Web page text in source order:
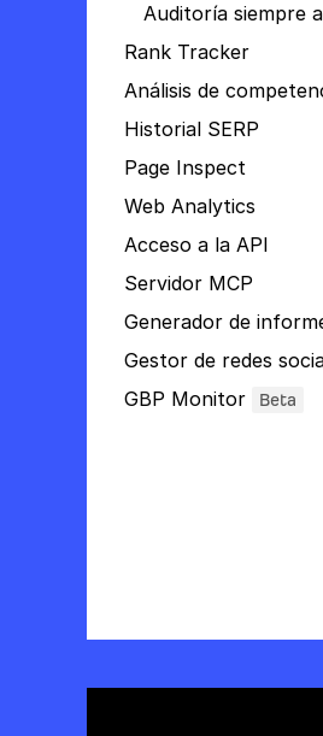
Auditoría siempre
Rank Tracker
Análisis de
Historial SERP
Page Inspect
Web Analytics
Acceso a la API
Servidor MCP
Generador de
Gestor de redes
GBP Monitor Beta